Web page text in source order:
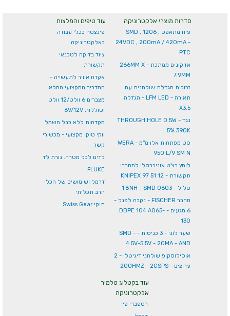
עוד טיפים והמלצות
פינצטה ככלי עבודה
באלקטרוניקה
ציוד בדיקה לטכנאי
תקשורת
אקדח אוויר לתעשייה –
המדריך המקצועי המלא
מצברים 6 וולט/12 וולט
וסוללות 6V/12V
מקדחות ללא כבל חשמל
ווקי טוקי מקצועי - מכשירי
קשר
לדים לכל מטרה. נורת לד
FLUKE
דרמל ושימושים של הכלי
הרב תכליתי
תיקי Swiss Gear
סדרות מוצרי אלקטרוניקה
פיוז מתאפס SMD , 1206 ,
24VDC , 200mA / 420mA -
PTC
אזיקונים ממתכת - 266MM X
7.9MM
זכוכית מגדלת שולחנית עם
תאורה - LFM LED - הגדלה
X3.5
נגד - THROUGH HOLE 0.5W
5% 390K
סט מפתחות אלן מ''מ - WERA
950 L/9 SM N
לוחץ רצ'ט אוניברסלי למחברי
תקשורת - KNIPEX 97 51 12
סליל - 1.8NH - SMD 0603
מחבר FISCHER - נקבה לפנל -
6 מגעים - DBPE 104 A065-
130
שער לוגי - 3 כניסות - SMD -
4.5V-5.5V - 20MA - AND
אוסילוסקופ שולחני דיגיטלי - 2
ערוצים - 200HMZ - 2GSPS
עוד בקטלוג טלמיר
אלקטרוניקה
רספברי פיי